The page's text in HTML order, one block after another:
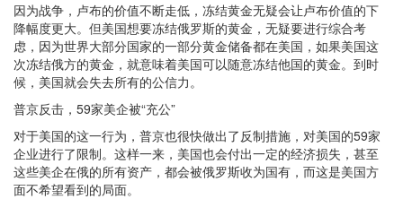
因为战争，卢布的价值不断走低，冻结黄金无疑会让卢布价值的下
降幅度更大。但美国想要冻结俄罗斯的黄金，无疑要进行综合考
虑，因为世界大部分国家的一部分黄金储备都在美国，如果美国这
次冻结俄方的黄金，就意味着美国可以随意冻结他国的黄金。到时
候，美国就会失去所有的公信力。
普京反击，59家美企被“充公”
对于美国的这一行为，普京也很快做出了反制措施，对美国的59家
企业进行了限制。这样一来，美国也会付出一定的经济损失，甚至
这些美企在俄的所有资产，都会被俄罗斯收为国有，而这是美国方
面不希望看到的局面。